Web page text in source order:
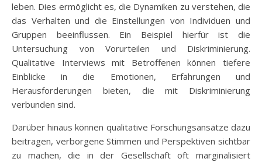
leben. Dies ermöglicht es, die Dynamiken zu verstehen, die
das Verhalten und die Einstellungen von Individuen und
Gruppen beeinflussen. Ein Beispiel hierfür ist die
Untersuchung von Vorurteilen und Diskriminierung.
Qualitative Interviews mit Betroffenen können tiefere
Einblicke in die Emotionen, Erfahrungen und
Herausforderungen bieten, die mit Diskriminierung
verbunden sind.
Darüber hinaus können qualitative Forschungsansätze dazu
beitragen, verborgene Stimmen und Perspektiven sichtbar
zu machen, die in der Gesellschaft oft marginalisiert